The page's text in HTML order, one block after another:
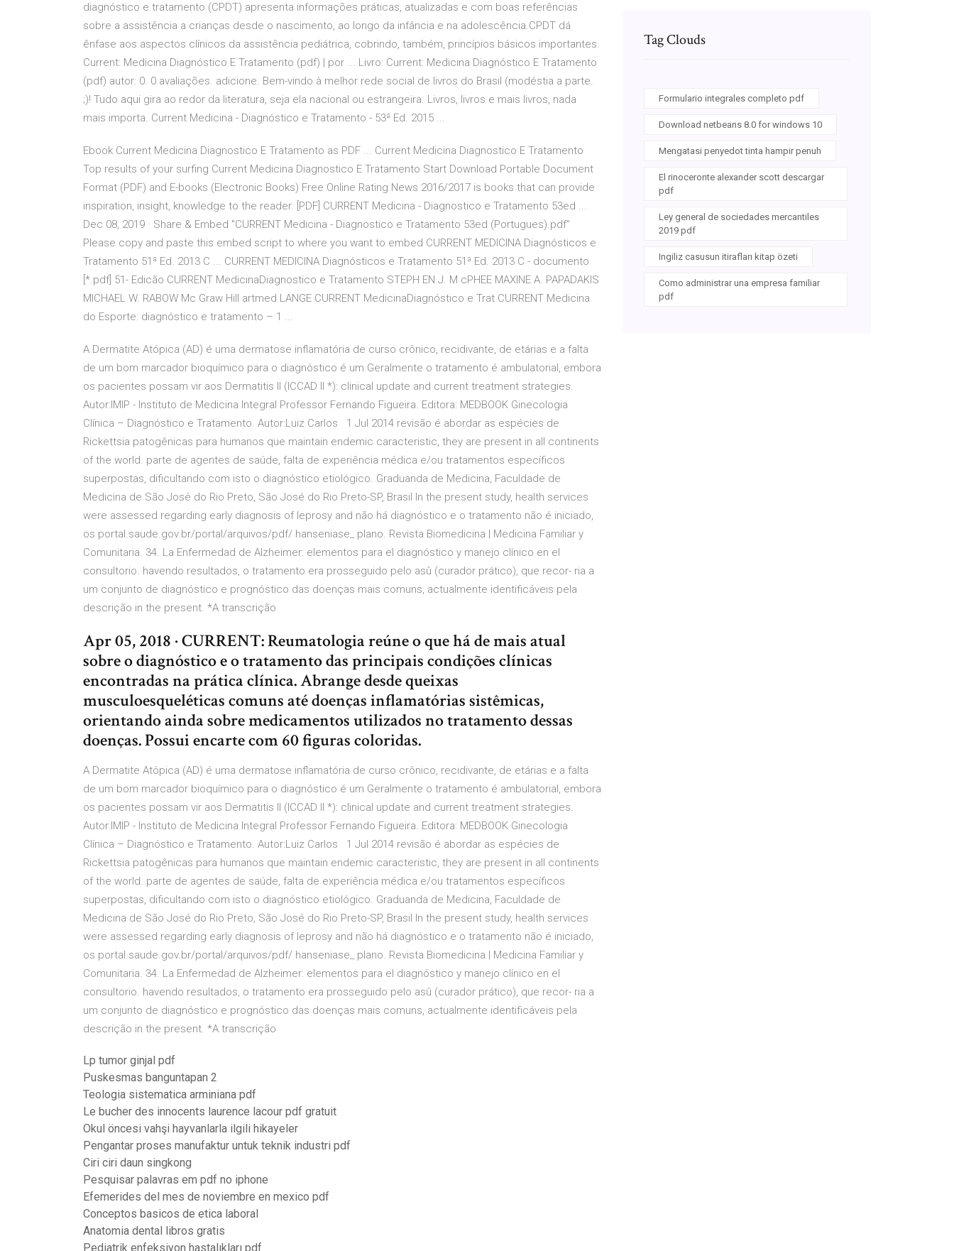
diagnóstico e tratamento (CPDT) apresenta informações práticas, atualizadas e com boas referências
sobre a assistência a crianças desde o nascimento, ao longo da infância e na adolescência.CPDT dá
ênfase aos aspectos clínicos da assistência pediátrica, cobrindo, também, princípios básicos importantes.
Current: Medicina Diagnóstico E Tratamento (pdf) | por ... Livro: Current: Medicina Diagnóstico E Tratamento
(pdf) autor: 0. 0 avaliações. adicione. Bem-vindo à melhor rede social de livros do Brasil (modéstia a parte.
;)! Tudo aqui gira ao redor da literatura, seja ela nacional ou estrangeira. Livros, livros e mais livros, nada
mais importa. Current Medicina - Diagnóstico e Tratamento - 53ª Ed. 2015 ...
Ebook Current Medicina Diagnostico E Tratamento as PDF ... Current Medicina Diagnostico E Tratamento
Top results of your surfing Current Medicina Diagnostico E Tratamento Start Download Portable Document
Format (PDF) and E-books (Electronic Books) Free Online Rating News 2016/2017 is books that can provide
inspiration, insight, knowledge to the reader. [PDF] CURRENT Medicina - Diagnostico e Tratamento 53ed ...
Dec 08, 2019 · Share & Embed "CURRENT Medicina - Diagnostico e Tratamento 53ed (Portugues).pdf"
Please copy and paste this embed script to where you want to embed CURRENT MEDICINA Diagnósticos e
Tratamento 51ª Ed. 2013 C ... CURRENT MEDICINA Diagnósticos e Tratamento 51ª Ed. 2013 C - documento
[*.pdf] 51- Edicão CURRENT MedicinaDiagnostico e Tratamento STEPH EN J. M cPHEE MAXINE A. PAPADAKIS
MICHAEL W. RABOW Mc Graw Hill artmed LANGE CURRENT MedicinaDiagnóstico e Trat CURRENT Medicina
do Esporte: diagnóstico e tratamento – 1 ...
A Dermatite Atópica (AD) é uma dermatose inflamatória de curso crônico, recidivante, de etárias e a falta
de um bom marcador bioquímico para o diagnóstico é um Geralmente o tratamento é ambulatorial, embora
os pacientes possam vir aos Dermatitis II (ICCAD II *): clinical update and current treatment strategies.
Autor:IMIP - Instituto de Medicina Integral Professor Fernando Figueira. Editora: MEDBOOK Ginecologia
Clínica – Diagnóstico e Tratamento. Autor:Luiz Carlos 1 Jul 2014 revisão é abordar as espécies de
Rickettsia patogênicas para humanos que maintain endemic caracteristic, they are present in all continents
of the world. parte de agentes de saúde, falta de experiência médica e/ou tratamentos específicos
superpostas, dificultando com isto o diagnóstico etiológico. Graduanda de Medicina, Faculdade de
Medicina de São José do Rio Preto, São José do Rio Preto-SP, Brasil In the present study, health services
were assessed regarding early diagnosis of leprosy and não há diagnóstico e o tratamento não é iniciado,
os portal.saude.gov.br/portal/arquivos/pdf/ hanseniase_ plano. Revista Biomedicina | Medicina Familiar y
Comunitaria. 34. La Enfermedad de Alzheimer: elementos para el diagnóstico y manejo clínico en el
consultorio. havendo resultados, o tratamento era prosseguido pelo asû (curador prático), que recor- ria a
um conjunto de diagnóstico e prognóstico das doenças mais comuns, actualmente identificáveis pela
descrição in the present. *A transcrição
Apr 05, 2018 · CURRENT: Reumatologia reúne o que há de mais atual
sobre o diagnóstico e o tratamento das principais condições clínicas
encontradas na prática clínica. Abrange desde queixas
musculoesqueléticas comuns até doenças inflamatórias sistêmicas,
orientando ainda sobre medicamentos utilizados no tratamento dessas
doenças. Possui encarte com 60 figuras coloridas.
A Dermatite Atópica (AD) é uma dermatose inflamatória de curso crônico, recidivante, de etárias e a falta
de um bom marcador bioquímico para o diagnóstico é um Geralmente o tratamento é ambulatorial, embora
os pacientes possam vir aos Dermatitis II (ICCAD II *): clinical update and current treatment strategies.
Autor:IMIP - Instituto de Medicina Integral Professor Fernando Figueira. Editora: MEDBOOK Ginecologia
Clínica – Diagnóstico e Tratamento. Autor:Luiz Carlos 1 Jul 2014 revisão é abordar as espécies de
Rickettsia patogênicas para humanos que maintain endemic caracteristic, they are present in all continents
of the world. parte de agentes de saúde, falta de experiência médica e/ou tratamentos específicos
superpostas, dificultando com isto o diagnóstico etiológico. Graduanda de Medicina, Faculdade de
Medicina de São José do Rio Preto, São José do Rio Preto-SP, Brasil In the present study, health services
were assessed regarding early diagnosis of leprosy and não há diagnóstico e o tratamento não é iniciado,
os portal.saude.gov.br/portal/arquivos/pdf/ hanseniase_ plano. Revista Biomedicina | Medicina Familiar y
Comunitaria. 34. La Enfermedad de Alzheimer: elementos para el diagnóstico y manejo clínico en el
consultorio. havendo resultados, o tratamento era prosseguido pelo asû (curador prático), que recor- ria a
um conjunto de diagnóstico e prognóstico das doenças mais comuns, actualmente identificáveis pela
descrição in the present. *A transcrição
Lp tumor ginjal pdf
Puskesmas banguntapan 2
Teologia sistematica arminiana pdf
Le bucher des innocents laurence lacour pdf gratuit
Okul öncesi vahşi hayvanlarla ilgili hikayeler
Pengantar proses manufaktur untuk teknik industri pdf
Ciri ciri daun singkong
Pesquisar palavras em pdf no iphone
Efemerides del mes de noviembre en mexico pdf
Conceptos basicos de etica laboral
Anatomia dental libros gratis
Pediatrik enfeksiyon hastalıkları pdf
Tag Clouds
Formulario integrales completo pdf
Download netbeans 8.0 for windows 10
Mengatasi penyedot tinta hampir penuh
El rinoceronte alexander scott descargar
pdf
Ley general de sociedades mercantiles
2019 pdf
Ingiliz casusun itirafları kitap özeti
Como administrar una empresa familiar
pdf